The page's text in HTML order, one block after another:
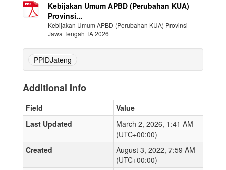
Kebijakan Umum APBD (Perubahan KUA)
Provinsi...
Kebijakan Umum APBD (Perubahan KUA) Provinsi
Jawa Tengah TA 2026
PPIDJateng
Additional Info
Field
Value
Last Updated
March 2, 2026, 1:41 AM
(UTC+00:00)
Created
August 3, 2022, 7:59 AM
(UTC+00:00)